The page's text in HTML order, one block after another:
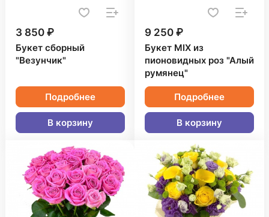
3 850 ₽
Букет сборный
"Везунчик"
Подробнее
В корзину
9 250 ₽
Букет MIX из
пионовидных роз "Алый
румянец"
Подробнее
В корзину